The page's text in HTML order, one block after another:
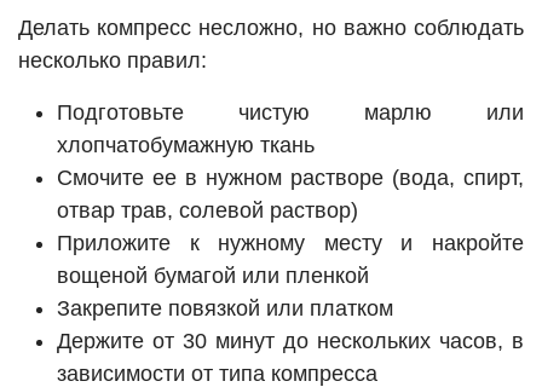
Делать компресс несложно, но важно соблюдать
несколько правил:
Подготовьте чистую марлю или
хлопчатобумажную ткань
Смочите ее в нужном растворе (вода, спирт,
отвар трав, солевой раствор)
Приложите к нужному месту и накройте
вощеной бумагой или пленкой
Закрепите повязкой или платком
Держите от 30 минут до нескольких часов, в
зависимости от типа компресса